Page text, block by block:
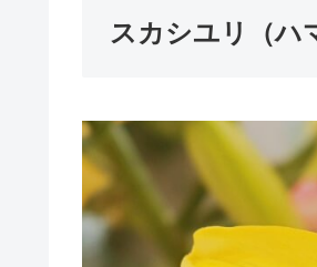
スカシユリ（ハ